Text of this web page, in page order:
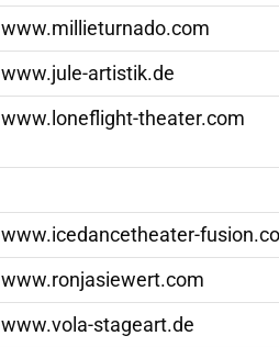
www.millieturnado.com
www.jule-artistik.de
www.loneflight-theater.com
www.icedancetheater-
www.ronjasiewert.com
www.vola-stageart.de